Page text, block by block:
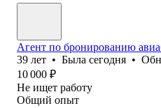
Агент по бронированию
39 лет • Была сегодня •
10 000 ₽
Не ищет работу
Общий опыт